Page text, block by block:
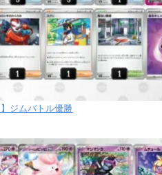
ジムバトル優勝